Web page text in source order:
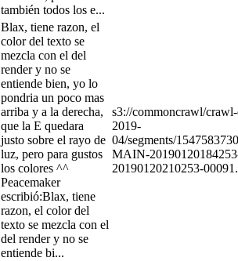
también todos los e...
Blax, tiene razon, el
color del texto se
mezcla con el del
render y no se
entiende bien, yo lo
pondria un poco mas
arriba y a la derecha,
que la E quedara
justo sobre el rayo de
luz, pero para gustos
los colores ^^
Peacemaker
escribió:Blax, tiene
razon, el color del
texto se mezcla con el
del render y no se
entiende bi...
s3://commoncrawl/
2019-
04/segments/
MAIN-
20190120210253-